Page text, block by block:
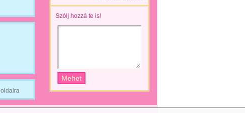
oldalra
Szólj hozzá te is!